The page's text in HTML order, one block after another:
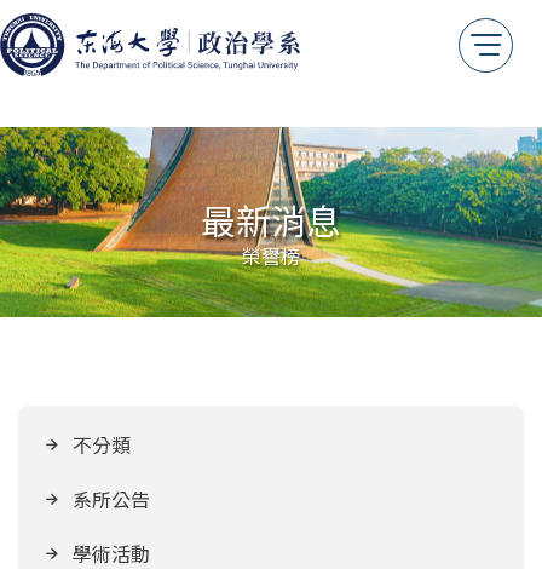
最新消息
榮譽榜
不分類
系所公告
學術活動